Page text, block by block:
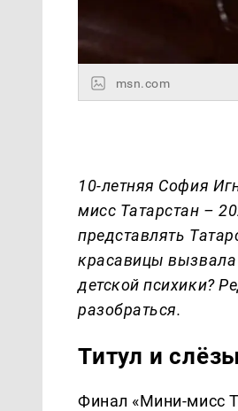
msn.com
10-летняя София
мисс Татарстан –
представлять
красавицы вызвала
детской психики?
разобраться.
Титул и
Финал «Мини-мисс